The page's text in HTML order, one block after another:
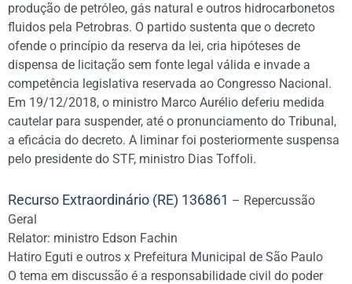
produção de petróleo, gás natural e outros hidrocarbonetos
fluidos pela Petrobras. O partido sustenta que o decreto
ofende o princípio da reserva da lei, cria hipóteses de
dispensa de licitação sem fonte legal válida e invade a
competência legislativa reservada ao Congresso Nacional.
Em 19/12/2018, o ministro Marco Aurélio deferiu medida
cautelar para suspender, até o pronunciamento do Tribunal,
a eficácia do decreto. A liminar foi posteriormente suspensa
pelo presidente do STF, ministro Dias Toffoli.
Recurso Extraordinário (RE) 136861 – Repercussão
Geral
Relator: ministro Edson Fachin
Hatiro Eguti e outros x Prefeitura Municipal de São Paulo
O tema em discussão é a responsabilidade civil do poder